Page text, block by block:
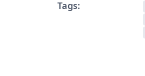
Tags: